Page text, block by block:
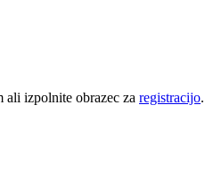
ali izpolnite obrazec za registracijo.